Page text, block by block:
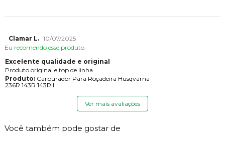
Clamar L. 10/07/2025
Eu recomendo esse produto.
Excelente qualidade e original
Produto original e top de linha
Produto:Carburador Para Roçadeira Husqvarna
236R 143R 143RII
Ver mais avaliações
Você também pode gostar de